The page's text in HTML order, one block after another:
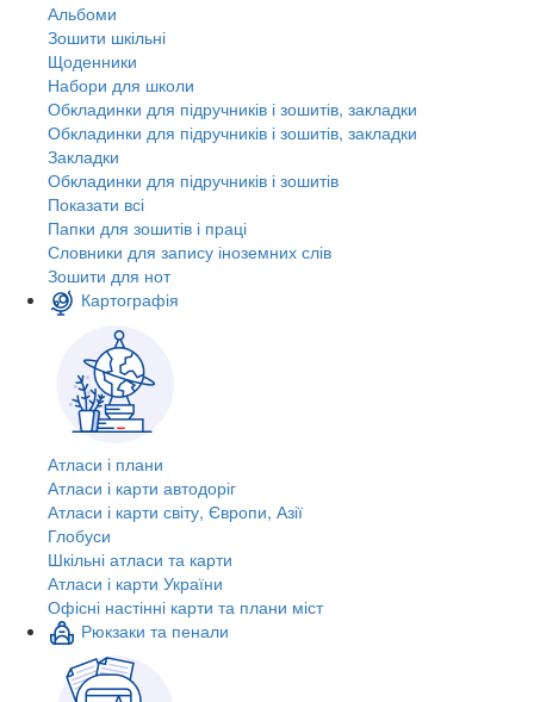
Альбоми
Зошити шкільні
Щоденники
Набори для школи
Обкладинки для підручників і зошитів, закладки
Обкладинки для підручників і зошитів, закладки
Закладки
Обкладинки для підручників і зошитів
Показати всі
Папки для зошитів і праці
Словники для запису іноземних слів
Зошити для нот
Картографія
Атласи і плани
Атласи і карти автодоріг
Атласи і карти світу, Європи, Азії
Глобуси
Шкільні атласи та карти
Атласи і карти України
Офісні настінні карти та плани міст
Рюкзаки та пенали